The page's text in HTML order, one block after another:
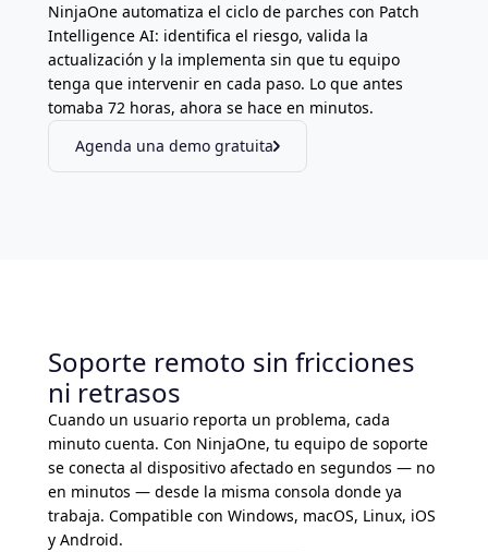
NinjaOne automatiza el ciclo de parches con Patch
Intelligence AI: identifica el riesgo, valida la
actualización y la implementa sin que tu equipo
tenga que intervenir en cada paso. Lo que antes
tomaba 72 horas, ahora se hace en minutos.
Agenda una demo gratuita
Soporte remoto sin fricciones
ni retrasos
Cuando un usuario reporta un problema, cada
minuto cuenta. Con NinjaOne, tu equipo de soporte
se conecta al dispositivo afectado en segundos — no
en minutos — desde la misma consola donde ya
trabaja. Compatible con Windows, macOS, Linux, iOS
y Android.